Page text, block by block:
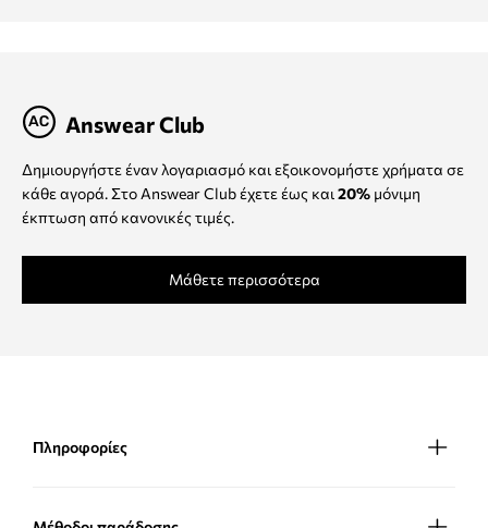
Answear Club
Δημιουργήστε έναν λογαριασμό και εξοικονομήστε χρήματα σε
κάθε αγορά. Στο Answear Club έχετε έως και 20% μόνιμη
έκπτωση από κανονικές τιμές.
Μάθετε περισσότερα
Πληροφορίες